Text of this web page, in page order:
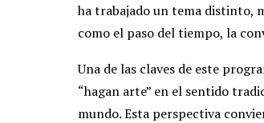
ha trabajado un tema distinto,
como el paso del tiempo, la
Una de las claves de este
“hagan arte” en el sentido
mundo. Esta perspectiva